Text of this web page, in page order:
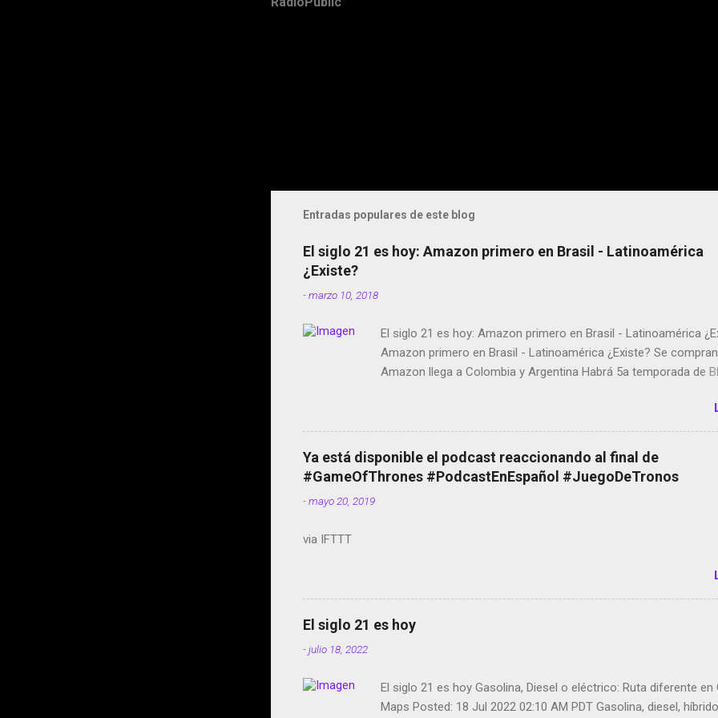
Entradas populares de este blog
El siglo 21 es hoy: Amazon primero en Brasil - Latinoamérica
¿Existe?
-marzo 10, 2018
El siglo 21 es hoy: Amazon primero en Brasil - Latinoamérica
Amazon primero en Brasil - Latinoamérica ¿Existe? Se
Amazon llega a Colombia y Argentina Habrá 5a temporada de
copyright en Instagram Música y vídeo selfies en la red social
Scott saca a Kevin Spacey de su película Francisco regaña a
el smartphone en sus misas La serie de la Tierra Media GoBee -
de bicicletas de alquiler Stop Motion en Instagram Vodafone:
tumbado. Amazon Music: Chingo yo, chingas tu... http://amzn.to/
Ya está disponible el podcast reaccionando al final de
#GameOfThrones #PodcastEnEspañol #JuegoDeTronos
-mayo 20, 2019
via IFTTT
El siglo 21 es hoy
-julio 18, 2022
El siglo 21 es hoy Gasolina, Diesel o eléctrico: Ruta diferente en
Maps Posted: 18 Jul 2022 02:10 AM PDT Gasolina, diesel,